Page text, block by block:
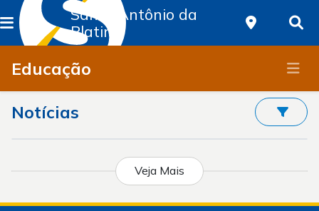
Santo Antônio da
Platina
Educação
Notícias
Veja Mais